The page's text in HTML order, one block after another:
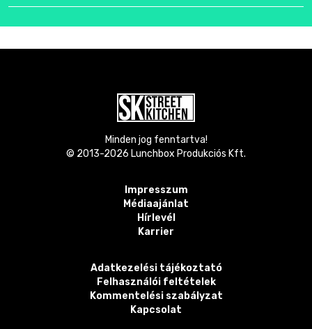
Minden jog fenntartva!
© 2013-2026 Lunchbox Produkciós Kft.
Impresszum
Médiaajánlat
Hírlevél
Karrier
Adatkezelési tájékoztató
Felhasználói feltételek
Kommentelési szabályzat
Kapcsolat